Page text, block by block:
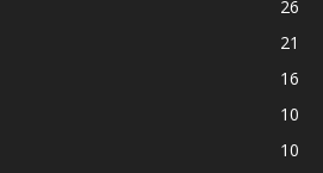
26
21
16
10
10